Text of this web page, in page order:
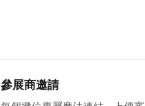
參展商邀請